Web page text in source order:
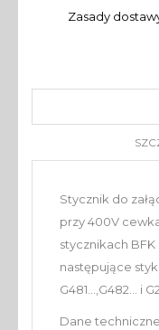
Zasady
Stycznik do
przy 400V
stycznikach
następujące styki
G481...,G482... i
Dane